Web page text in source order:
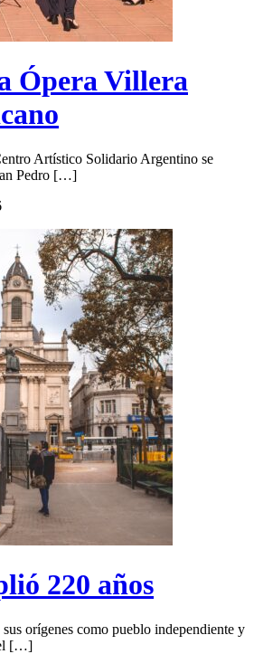
Ópera Villera
Artístico Solidario Argentino se
Pedro […]
220 años
orígenes como pueblo independiente y
[…]